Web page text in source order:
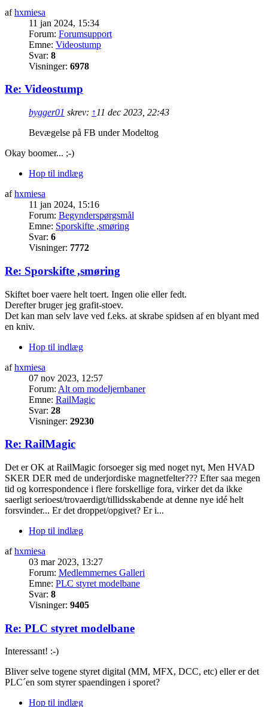
afhxmiesa
11 jan 2024, 15:34
Forum: Forumsupport
Emne: Videostump
Svar: 8
Visninger: 6978
Re: Videostump
bygger01 skrev: ↑ 11 dec 2023, 22:43
Bevægelse på FB under Modeltog
Okay boomer... ;-)
Hop til indlæg
afhxmiesa
11 jan 2024, 15:16
Forum: Begynderspørgsmål
Emne: Sporskifte ,smøring
Svar: 6
Visninger: 7772
Re: Sporskifte ,smøring
Skiftet boer vaere helt toert. Ingen olie eller fedt.
Derefter bruger jeg grafit-stoev.
Det kan man selv lave ved f.eks. at skrabe spidsen af en blyant med
en kniv.
Hop til indlæg
afhxmiesa
07 nov 2023, 12:57
Forum: Alt om modeljernbaner
Emne: RailMagic
Svar: 28
Visninger: 29230
Re: RailMagic
Det er OK at RailMagic forsoeger sig med noget nyt, Men HVAD
SKER DER med de underjordiske magnetfelter??? Efter saa megen
tid og korrespondence i flere forskellige fora, virker det da ikke
saerligt serioest/trovaerdigt/tillidsskabende at denne nye idé helt
forsvinder... Er det droppet/opgivet? Er i...
Hop til indlæg
afhxmiesa
03 mar 2023, 13:27
Forum: Medlemmernes Galleri
Emne: PLC styret modelbane
Svar: 8
Visninger: 9405
Re: PLC styret modelbane
Interessant! :-)
Bliver selve togene styret digital (MM, MFX, DCC, etc) eller er det
PLC´en som styrer spaendingen i sporet?
Hop til indlæg